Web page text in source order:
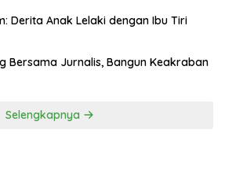
Derita Anak Lelaki dengan Ibu Tiri
Bersama Jurnalis, Bangun Keakraban
Selengkapnya